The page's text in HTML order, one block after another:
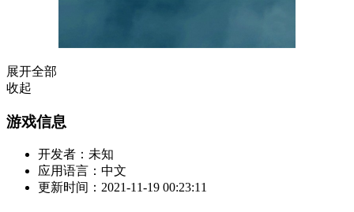
展开全部
收起
游戏信息
开发者： 未知
应用语言： 中文
更新时间： 2021-11-19 00:23:11